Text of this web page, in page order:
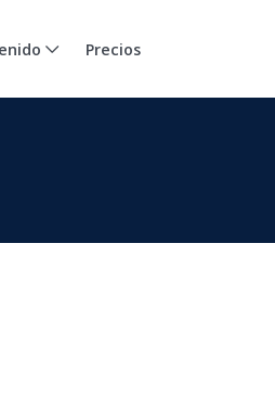
Precios